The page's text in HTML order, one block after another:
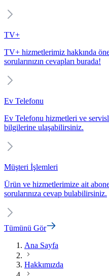
TV+
TV+ hizmetlerimiz hakkında
sorularınızın cevapları burada!
Ev Telefonu
Ev Telefonu hizmetleri ve
bilgilerine ulaşabilirsiniz.
Müşteri İşlemleri
Ürün ve hizmetlerimize ait
sorularınıza cevap bulabilirsiniz.
Tümünü Gör
Ana Sayfa
Hakkımızda